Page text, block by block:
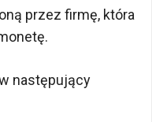
przez firmę, która
następujący